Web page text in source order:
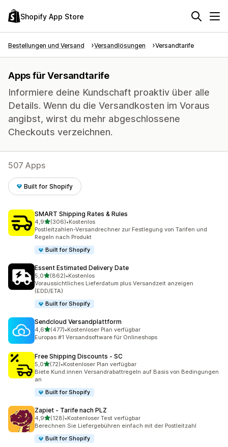
Shopify App Store
Bestellungen und Versand Versandlösungen Versandtarife
Apps für Versandtarife
Informiere deine Kundschaft proaktiv über alle
Details. Wenn du die Versandkosten im Voraus
angibst, wirst du mehr abgeschlossene
Checkouts verzeichnen.
507 Apps
Built for Shopify
SMART Shipping Rates & Rules
4,9von 5 Sternen
(306)
306 Rezensionen insgesamt
•Kostenlos
Postleitzahlen-Versandrechner zur Festlegung von Tarifen und
Regeln nach Produkt
Built for Shopify
Essent Estimated Delivery Date
5,0von 5 Sternen
(862)
862 Rezensionen insgesamt
•Kostenlos
Voraussichtliches Lieferdatum plus Versandzeit anzeigen
(EDD/ETA)
Built for Shopify
Sendcloud Versandplattform
4,6von 5 Sternen
(477)
477 Rezensionen insgesamt
•Kostenloser Plan verfügbar
Europas #1 Versandsoftware für Onlineshops
Free Shipping Discounts ‑ SC
5,0von 5 Sternen
(72)
72 Rezensionen insgesamt
•Kostenloser Plan verfügbar
Biete Kund:innen Versandrabattregeln auf Basis von Bedingungen
an
Built for Shopify
Zapiet ‑ Tarife nach PLZ
4,9von 5 Sternen
(128)
128 Rezensionen insgesamt
•Kostenloser Test verfügbar
Berechnen Sie Liefergebühren einfach mit der Postleitzahl
Built for Shopify